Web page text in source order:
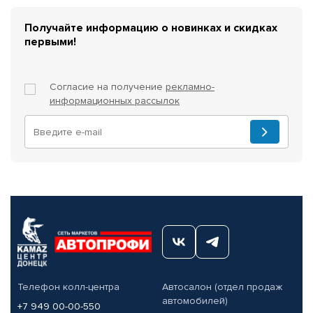
Получайте информацию о новинках и скидках
первыми!
Согласие на получение рекламно-
информационных рассылок
Телефон колл-центра
+7 949 00-00-550
Автосалон (отдел продаж
автомобилей)